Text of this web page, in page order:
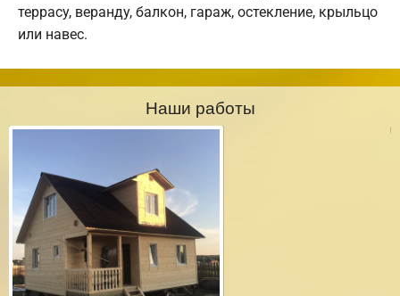
террасу, веранду, балкон, гараж, остекление, крыльцо
или навес.
Наши работы